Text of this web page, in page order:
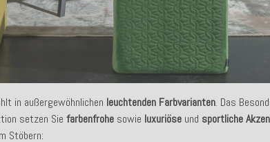
in außergewöhnlichen leuchtenden Farbvarianten. Das
setzen Sie farbenfrohe sowie luxuriöse und sportliche
Stöbern: